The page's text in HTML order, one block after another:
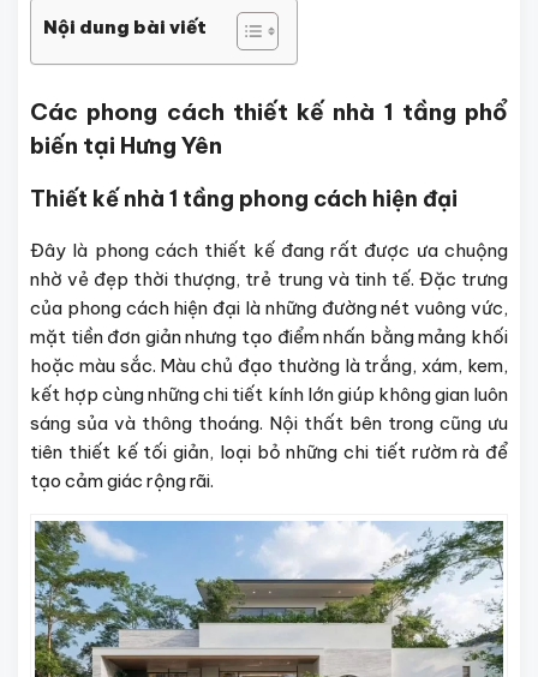
Nội dung bài viết
Các phong cách thiết kế nhà 1 tầng phổ
biến tại Hưng Yên
Thiết kế nhà 1 tầng phong cách hiện đại
Đây là phong cách thiết kế đang rất được ưa chuộng
nhờ vẻ đẹp thời thượng, trẻ trung và tinh tế. Đặc trưng
của phong cách hiện đại là những đường nét vuông vức,
mặt tiền đơn giản nhưng tạo điểm nhấn bằng mảng khối
hoặc màu sắc. Màu chủ đạo thường là trắng, xám, kem,
kết hợp cùng những chi tiết kính lớn giúp không gian luôn
sáng sủa và thông thoáng. Nội thất bên trong cũng ưu
tiên thiết kế tối giản, loại bỏ những chi tiết rườm rà để
tạo cảm giác rộng rãi.